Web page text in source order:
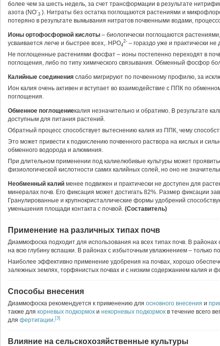
более чем за шесть недель, за счет трансформации в результате
азота (NO-
3 ). Нитраты без остатка поглощаются растениями и
потеряно в результате вымывания нитратов почвенными водами,
Ионы ортофосфорной кислоты – биологически поглощаются
усваивается легче и быстрее всех,. HPO4
2- – гораздо уже и практически не
Не поглощенные растениями фосфат – ионы постепенно переходят в
поглощения, либо по типу химического связывания. Обменный фосфор
Калийные соединения слабо мигрируют по почвенному профилю, за
Ион калия очень активен и вступает во взаимодействие с ППК по
поглощения.
Обменное поглощениекалия незначительно и обратимо. В результате
доступным для питания растений.
Обратный процесс способствует вытеснению калия из ППК, чему
Это может привести к подкислению почвенного раствора на кислых и
обменного водорода и алюминия.
При длительном применении под калиелюбивые культуры может
физиологической кислотности самих калийных солей, но оно не
Необменный калий менее подвижен и практически не доступен для
минералах почв. Его фиксация может достигать 82%. Размер фиксации
Гранулированные и крупнокристаллические формы удобрений
уменьшения площади контакта с почвой. (Составитель)
Применение на различных типах почв
Диаммофоска подходит для использования на всех типах почв. В
на всю глубину вспашки. В районах с избыточным увлажнением – только
Наиболее эффективно применение удобрения на почвах, хорошо
залежных землях, торфянистых почвах и с низким содержанием калия и
Способы внесения
Диаммофоска рекомендуется к применению для основного внесения и
также для корневых подкормок и некорневых подкормок в течение всего
для фертигации.[3]
Влияние на сельскохозяйственные культуры